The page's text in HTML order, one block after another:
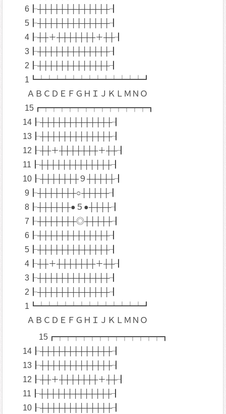
6┠┼┼┼┼┼┼┼┼┼┼┼┼┼┨
5┠┼┼┼┼┼┼┼┼┼┼┼┼┼┨
4┠┼┼＋┼┼┼┼┼┼┼＋┼┼┨
3┠┼┼┼┼┼┼┼┼┼┼┼┼┼┨
2┠┼┼┼┼┼┼┼┼┼┼┼┼┼┨
1┗┷┷┷┷┷┷┷┷┷┷┷┷┷┛
ＡＢＣＤＥＦＧＨＩＪＫＬＭＮＯ
15┏┯┯┯┯┯┯┯┯┯┯┯┯┯┓
14┠┼┼┼┼┼┼┼┼┼┼┼┼┼┨
13┠┼┼┼┼┼┼┼┼┼┼┼┼┼┨
12┠┼┼＋┼┼┼┼┼┼┼＋┼┼┨
11┠┼┼┼┼┼┼┼┼┼┼┼┼┼┨
10┠┼┼┼┼┼┼┼９┼┼┼┼┼┨
9┠┼┼┼┼┼┼┼○┼┼┼┼┼┨
8┠┼┼┼┼┼┼●５●┼┼┼┼┨
7┠┼┼┼┼┼┼┼◎┼┼┼┼┼┨
6┠┼┼┼┼┼┼┼┼┼┼┼┼┼┨
5┠┼┼┼┼┼┼┼┼┼┼┼┼┼┨
4┠┼┼＋┼┼┼┼┼┼┼＋┼┼┨
3┠┼┼┼┼┼┼┼┼┼┼┼┼┼┨
2┠┼┼┼┼┼┼┼┼┼┼┼┼┼┨
1┗┷┷┷┷┷┷┷┷┷┷┷┷┷┛
ＡＢＣＤＥＦＧＨＩＪＫＬＭＮＯ
15┏┯┯┯┯┯┯┯┯┯┯┯┯┯┓
14┠┼┼┼┼┼┼┼┼┼┼┼┼┼┨
13┠┼┼┼┼┼┼┼┼┼┼┼┼┼┨
12┠┼┼＋┼┼┼┼┼┼┼＋┼┼┨
11┠┼┼┼┼┼┼┼┼┼┼┼┼┼┨
10┠┼┼┼┼┼┼┼┼┼┼┼┼┼┨